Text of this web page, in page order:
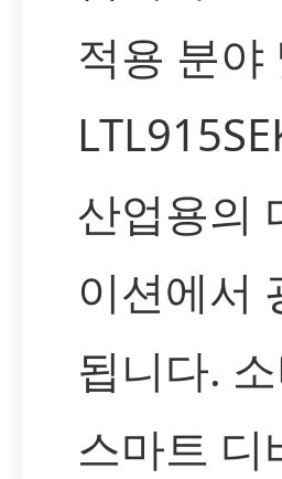
적용 분야
산업용의
이션에서
됩니다.
스마트